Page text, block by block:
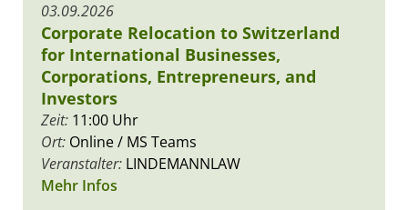
03.09.2026
Corporate Relocation to Switzerland
for International Businesses,
Corporations, Entrepreneurs, and
Investors
Zeit: 11:00 Uhr
Ort: Online / MS Teams
Veranstalter: LINDEMANNLAW
Mehr Infos